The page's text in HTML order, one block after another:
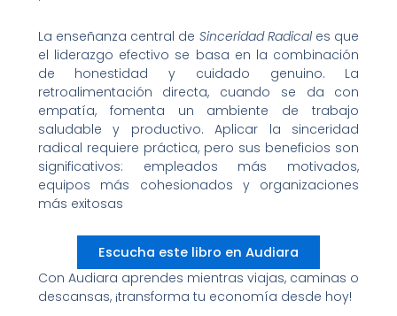
La enseñanza central de Sinceridad Radicales que
el liderazgo efectivo se basa en la combinación
de honestidad y cuidado genuino. La
retroalimentación directa, cuando se da con
empatía, fomenta un ambiente de trabajo
saludable y productivo. Aplicar la sinceridad
radical requiere práctica, pero sus beneficios son
significativos: empleados más motivados,
equipos más cohesionados y organizaciones
más exitosas
Escucha este libro en Audiara
Con Audiara aprendes mientras viajas, caminas o
descansas, ¡transforma tu economía desde hoy!​